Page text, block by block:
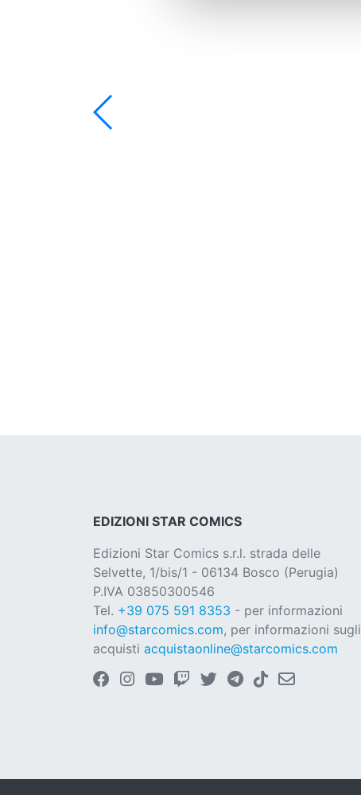
EDIZIONI STAR COMICS
Edizioni Star Comics s.r.l. strada delle
Selvette, 1/bis/1 - 06134 Bosco (Perugia)
P.IVA 03850300546
Tel. +39 075 591 8353 - per informazioni
info@starcomics.com, per informazioni sugli
acquisti acquistaonline@starcomics.com